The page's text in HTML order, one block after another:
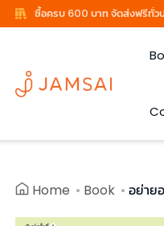
ซื้อครบ 600 บาท จัดส่งฟรีทั่ว
Home Book อย่าย